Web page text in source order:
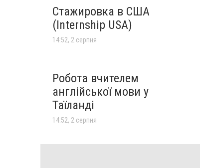
Стажировка в США
(Internship USA)
14:52, 2 серпня
Робота вчителем
англійської мови у
Таїланді
14:52, 2 серпня